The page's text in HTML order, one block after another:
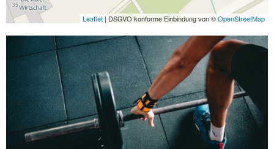
Leaflet | DSGVO konforme Einbindung von ©OpenStreetMap